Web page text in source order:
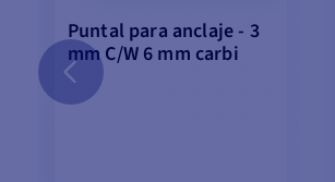
Puntal para anclaje - 3
mm C/W 6 mm carbi